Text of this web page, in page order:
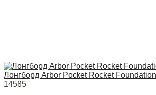
Лонгборд Arbor Pocket Rocket Foundation
14585